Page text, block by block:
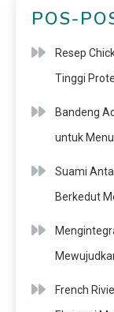
POS-
Resep
Tinggi
Bandeng
untuk
Suami
Berkedut
French